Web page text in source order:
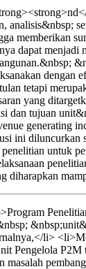
analisis&nbsp;
memberikan
dapat
dengan
tetapi
yang
dan tujuan
generating
ini
untuk
diharapkan
li>
Pengelola P2M
masalah